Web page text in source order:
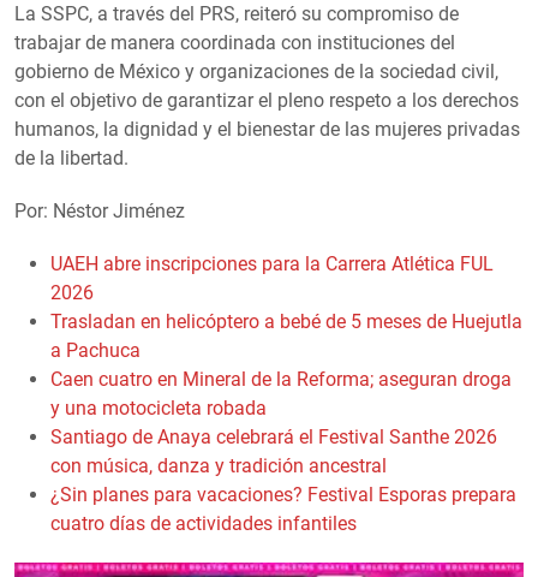
La SSPC, a través del PRS, reiteró su compromiso de
trabajar de manera coordinada con instituciones del
gobierno de México y organizaciones de la sociedad civil,
con el objetivo de garantizar el pleno respeto a los derechos
humanos, la dignidad y el bienestar de las mujeres privadas
de la libertad.
Por: Néstor Jiménez
UAEH abre inscripciones para la Carrera Atlética FUL
2026
Trasladan en helicóptero a bebé de 5 meses de Huejutla
a Pachuca
Caen cuatro en Mineral de la Reforma; aseguran droga
y una motocicleta robada
Santiago de Anaya celebrará el Festival Santhe 2026
con música, danza y tradición ancestral
¿Sin planes para vacaciones? Festival Esporas prepara
cuatro días de actividades infantiles